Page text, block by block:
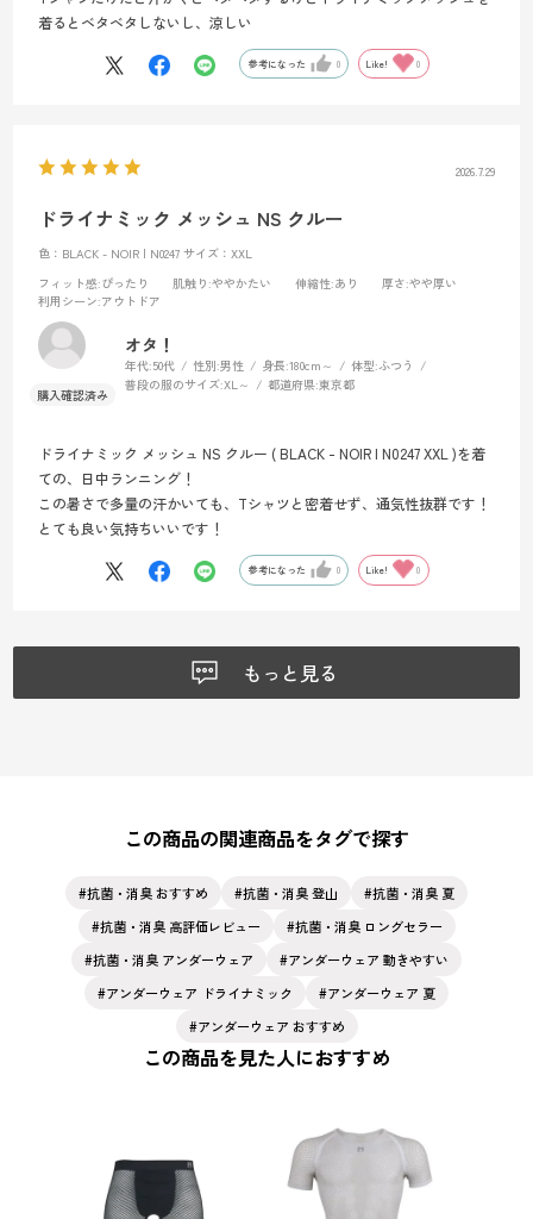
着るとベタベタしないし、涼しい
参考になった 0 Like! 0
2026.7.29
ドライナミック メッシュ NS クルー
色：BLACK - NOIR | N0247 サイズ：XXL
フィット感:ぴったり 肌触り :ややかたい 伸縮性:あり 厚さ:やや厚い
利用シーン:アウトドア
オタ！
年代:50代 性別:男性 身長:180cm～ 体型:ふつう
普段の服のサイズ:XL～ 都道府県:東京都
ドライナミック メッシュ NS クルー ( BLACK - NOIR | N0247 XXL )を着
ての、日中ランニング！
この暑さで多量の汗かいても、Tシャツと密着せず、通気性抜群です！
とても良い気持ちいいです！
参考になった 0 Like! 0
もっと見る
この商品の関連商品をタグで探す
抗菌・消臭 おすすめ 抗菌・消臭 登山
抗菌・消臭 夏
抗菌・消臭 高評価レビュー
抗菌・消臭 ロングセラー
抗菌・消臭 アンダーウェア
アンダーウェア 動きやすい
アンダーウェア ドライナミック
アンダーウェア 夏
アンダーウェア おすすめ
この商品を見た人におすすめ